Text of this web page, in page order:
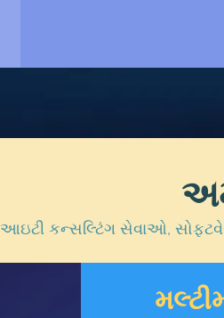
આઇટી કન્સલ્ટિંગ સેવાઓ,